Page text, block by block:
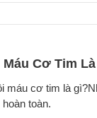
Máu Cơ Tim
máu cơ tim là
hoàn toàn.